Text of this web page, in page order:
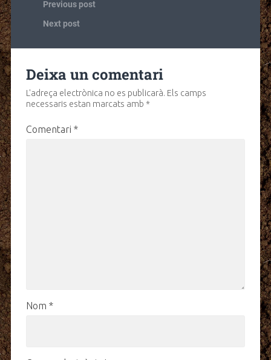
Previous post
Next post
Deixa un comentari
L'adreça electrònica no es publicarà. Els camps
necessaris estan marcats amb *
Comentari *
Nom *